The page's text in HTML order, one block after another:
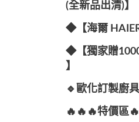
(全新品出清)】
◆【海爾 HAIER
◆【獨家贈
】
🔹歐化訂製廚具
🔥🔥🔥特價區